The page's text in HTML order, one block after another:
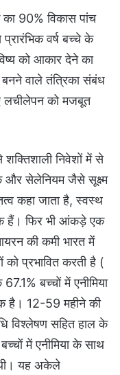
90% विकास पांच
वर्ष बच्चे के
को आकार देने का
वाले तंत्रिका संबंध
लचीलेपन को मजबूत
निवेशों में से
सेलेनियम जैसे सूक्ष्म
कहा जाता है, स्वस्थ
हैं। फिर भी आंकड़े एक
की कमी भारत में
प्रभावित करती है (
बच्चों में एनीमिया
है। 12-59 महीने की
विश्लेषण सहित हाल के
में एनीमिया के साथ
थी। यह अकेले